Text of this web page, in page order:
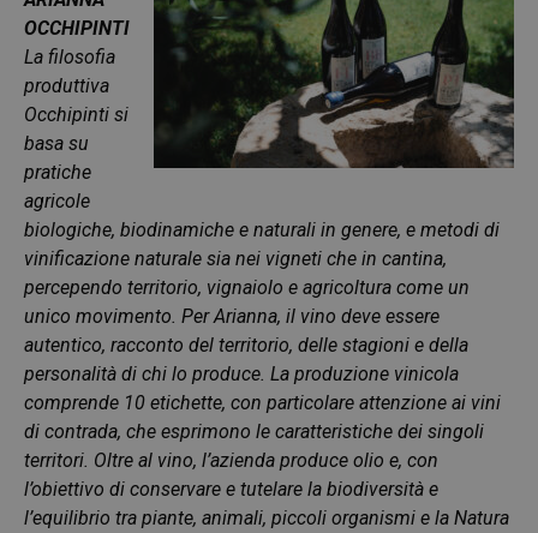
OCCHIPINTI
La filosofia
produttiva
Occhipinti si
basa su
pratiche
agricole
biologiche, biodinamiche e naturali in genere, e metodi di
vinificazione naturale sia nei vigneti che in cantina,
percependo territorio, vignaiolo e agricoltura come un
unico movimento. Per Arianna, il vino deve essere
autentico, racconto del territorio, delle stagioni e della
personalità di chi lo produce. La produzione vinicola
comprende 10 etichette, con particolare attenzione ai vini
di contrada, che esprimono le caratteristiche dei singoli
territori. Oltre al vino, l’azienda produce olio e, con
l’obiettivo di conservare e tutelare la biodiversità e
l’equilibrio tra piante, animali, piccoli organismi e la Natura